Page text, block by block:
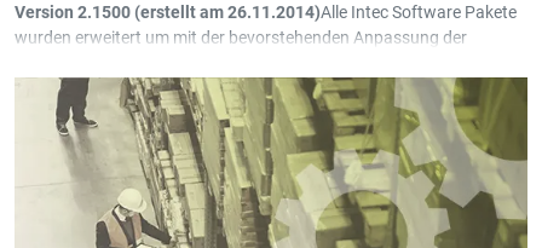
Version 2.1500 (erstellt am 26.11.2014)Alle Intec Software Pakete
wurden erweitert um mit der bevorstehenden Anpassung der
Wie im letzten Newsletter geschrieben, hat die luxemburgische
Regierung die Absicht bekundet den normalen
Mehrwertsteuersatz von 15% auf 17% anzuheben, sowie die
reduzierten Sätze 6% und 12% auf jeweils 8% und 14%. Der
Steuersatz von 3% bleibt unverändert. Die neuen
Mehrwertsteuersätze sollen ab dem 1. Januar 2015 in Kraft